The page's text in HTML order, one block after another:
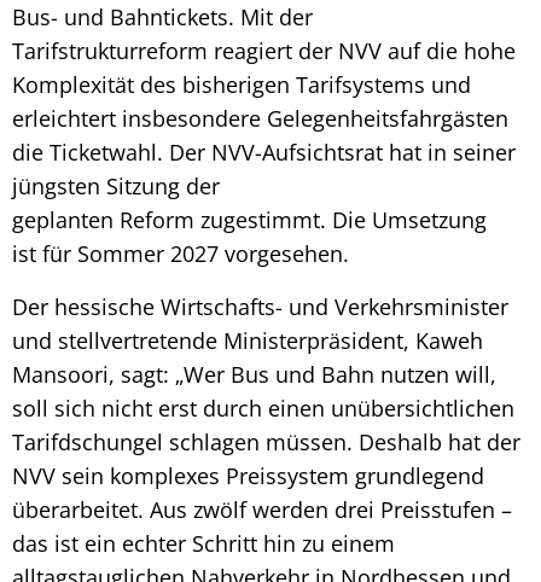
Bus- und Bahntickets. Mit der
Tarifstrukturreform reagiert der NVV auf die hohe
Komplexität des bisherigen Tarifsystems und
erleichtert insbesondere Gelegenheitsfahrgästen
die Ticketwahl. Der NVV-Aufsichtsrat hat in seiner
jüngsten Sitzung der
geplanten Reform zugestimmt. Die Umsetzung
ist für Sommer 2027 vorgesehen.
Der hessische Wirtschafts- und Verkehrsminister
und stellvertretende Ministerpräsident, Kaweh
Mansoori, sagt: „Wer Bus und Bahn nutzen will,
soll sich nicht erst durch einen unübersichtlichen
Tarifdschungel schlagen müssen. Deshalb hat der
NVV sein komplexes Preissystem grundlegend
überarbeitet. Aus zwölf werden drei Preisstufen –
das ist ein echter Schritt hin zu einem